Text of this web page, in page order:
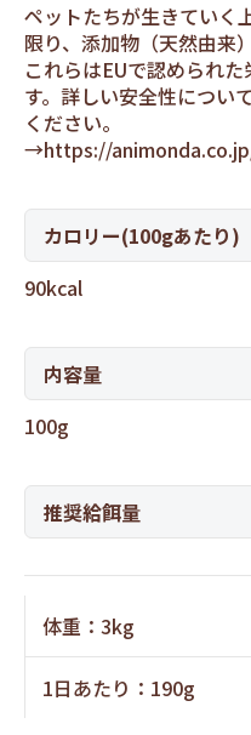
ペットたちが生きていく
限り、添加物（天然由来
これらはEUで認められ
す。詳しい安全性につい
ください。
→https://
カロリー(100gあたり)
90kcal
内容量
100g
推奨給餌量
体重：3kg
1日あたり：190g